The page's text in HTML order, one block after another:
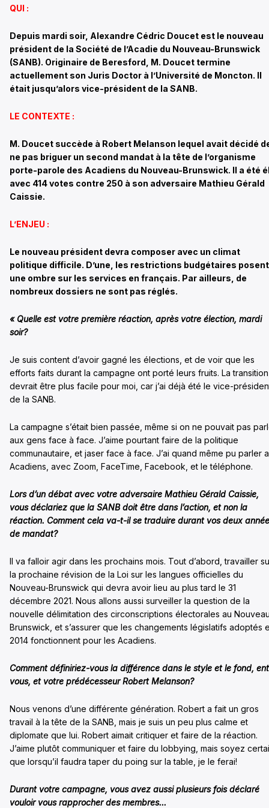
QUI :
Depuis mardi soir, Alexandre Cédric Doucet est le nouveau
président de la Société de l’Acadie du Nouveau-Brunswick
(SANB). Originaire de Beresford, M. Doucet termine
actuellement son Juris Doctor à l’Université de Moncton. Il
était jusqu’alors vice-président de la SANB.
LE CONTEXTE :
M. Doucet succède à Robert Melanson lequel avait décidé
ne pas briguer un second mandat à la tête de l’organisme
porte-parole des Acadiens du Nouveau-Brunswick. Il a été
avec 414 votes contre 250 à son adversaire Mathieu Gérald
Caissie.
L’ENJEU :
Le nouveau président devra composer avec un climat
politique difficile. D’une, les restrictions budgétaires posent
une ombre sur les services en français. Par ailleurs, de
nombreux dossiers ne sont pas réglés.
« Quelle est votre première réaction, après votre élection, mardi
soir?
Je suis content d’avoir gagné les élections, et de voir que les
efforts faits durant la campagne ont porté leurs fruits. La transition
devrait être plus facile pour moi, car j’ai déjà été le vice-
de la SANB.
La campagne s’était bien passée, même si on ne pouvait pas
aux gens face à face. J’aime pourtant faire de la politique
communautaire, et jaser face à face. J’ai quand même pu parler
Acadiens, avec Zoom, FaceTime, Facebook, et le téléphone.
Lors d’un débat avec votre adversaire Mathieu Gérald Caissie,
vous déclariez que la SANB doit être dans l’action, et non la
réaction. Comment cela va-t-il se traduire durant vos deux
de mandat?
Il va falloir agir dans les prochains mois. Tout d’abord, travailler
la prochaine révision de la Loi sur les langues officielles du
Nouveau-Brunswick qui devra avoir lieu au plus tard le 31
décembre 2021. Nous allons aussi surveiller la question de la
nouvelle délimitation des circonscriptions électorales au
Brunswick, et s’assurer que les changements législatifs adoptés
2014 fonctionnent pour les Acadiens.
Comment définiriez-vous la différence dans le style et le fond,
vous, et votre prédécesseur Robert Melanson?
Nous venons d’une différente génération. Robert a fait un gros
travail à la tête de la SANB, mais je suis un peu plus calme et
diplomate que lui. Robert aimait critiquer et faire de la réaction.
J’aime plutôt communiquer et faire du lobbying, mais soyez
que lorsqu’il faudra taper du poing sur la table, je le ferai!
Durant votre campagne, vous avez aussi plusieurs fois déclaré
vouloir vous rapprocher des membres…